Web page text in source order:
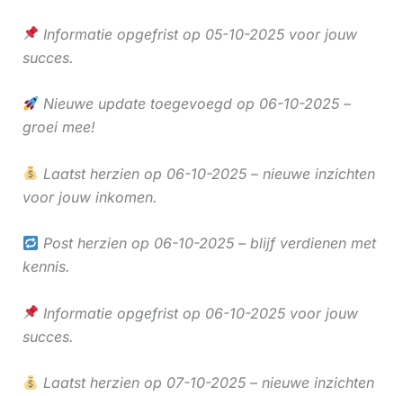
Informatie opgefrist op 05-10-2025 voor jouw
succes.
Nieuwe update toegevoegd op 06-10-2025 –
groei mee!
Laatst herzien op 06-10-2025 – nieuwe inzichten
voor jouw inkomen.
Post herzien op 06-10-2025 – blijf verdienen met
kennis.
Informatie opgefrist op 06-10-2025 voor jouw
succes.
Laatst herzien op 07-10-2025 – nieuwe inzichten